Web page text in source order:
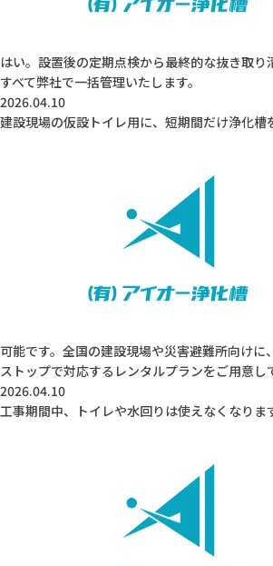
はい。設置後の定期点検から最終的な抜き取り
すべて弊社で一括管理いたします。
2026.04.10
建設現場の仮設トイレ用に、短期間だけ浄化槽
可能です。全国の建設現場や災害避難所向けに
ストップで対応するレンタルプランをご用意し
2026.04.10
工事期間中、トイレや水回りは使えなくなりま